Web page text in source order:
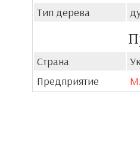
Тип дерева
Страна
Предприятие